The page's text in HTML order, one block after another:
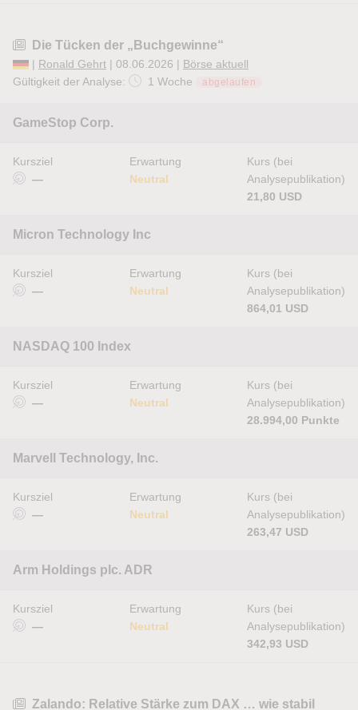
Die Tücken der „Buchgewinne“
| Ronald Gehrt | 08.06.2026 | Börse aktuell
Gültigkeit der Analyse:
1 Woche abgelaufen
GameStop Corp.
Kursziel
—
Erwartung
Neutral
Kurs (bei
Analysepublikation)
21,80 USD
Micron Technology Inc
Kursziel
—
Erwartung
Neutral
Kurs (bei
Analysepublikation)
864,01 USD
NASDAQ 100 Index
Kursziel
—
Erwartung
Neutral
Kurs (bei
Analysepublikation)
28.994,00 Punkte
Marvell Technology, Inc.
Kursziel
—
Erwartung
Neutral
Kurs (bei
Analysepublikation)
263,47 USD
Arm Holdings plc. ADR
Kursziel
—
Erwartung
Neutral
Kurs (bei
Analysepublikation)
342,93 USD
Zalando: Relative Stärke zum DAX … wie stabil